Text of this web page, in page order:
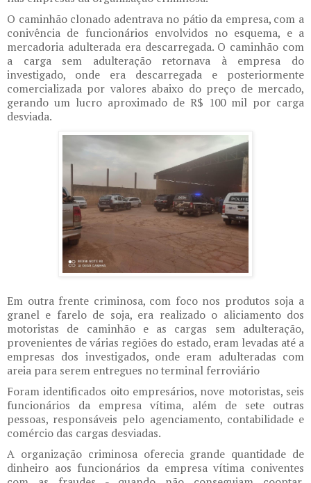
O caminhão clonado adentrava no pátio da empresa, com a
conivência de funcionários envolvidos no esquema, e a
mercadoria adulterada era descarregada. O caminhão com
a carga sem adulteração retornava à empresa do
investigado, onde era descarregada e posteriormente
comercializada por valores abaixo do preço de mercado,
gerando um lucro aproximado de R$ 100 mil por carga
desviada.
Em outra frente criminosa, com foco nos produtos soja a
granel e farelo de soja, era realizado o aliciamento dos
motoristas de caminhão e as cargas sem adulteração,
provenientes de várias regiões do estado, eram levadas até a
empresas dos investigados, onde eram adulteradas com
areia para serem entregues no terminal ferroviário
Foram identificados oito empresários, nove motoristas, seis
funcionários da empresa vítima, além de sete outras
pessoas, responsáveis pelo agenciamento, contabilidade e
comércio das cargas desviadas.
A organização criminosa oferecia grande quantidade de
dinheiro aos funcionários da empresa vítima coniventes